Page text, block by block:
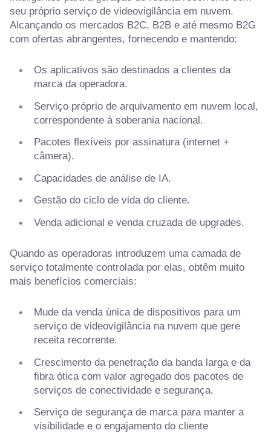
seu próprio serviço de videovigilância em nuvem.
Alcançando os mercados B2C, B2B e até mesmo B2G
com ofertas abrangentes, fornecendo e mantendo:
Os aplicativos são destinados a clientes da
marca da operadora.
Serviço próprio de arquivamento em nuvem local,
correspondente à soberania nacional.
Pacotes flexíveis por assinatura (internet +
câmera).
Capacidades de análise de IA.
Gestão do ciclo de vida do cliente.
Venda adicional e venda cruzada de upgrades.
Quando as operadoras introduzem uma camada de
serviço totalmente controlada por elas, obtêm muito
mais benefícios comerciais:
Mude da venda única de dispositivos para um
serviço de videovigilância na nuvem que gere
receita recorrente.
Crescimento da penetração da banda larga e da
fibra ótica com valor agregado dos pacotes de
serviços de conectividade e segurança.
Serviço de segurança de marca para manter a
visibilidade e o engajamento do cliente